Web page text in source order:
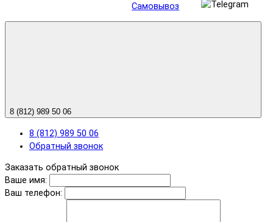
Самовывоз
8 (812) 989 50 06
8 (812) 989 50 06
Обратный звонок
Заказать обратный звонок
Ваше имя:
Ваш телефон: